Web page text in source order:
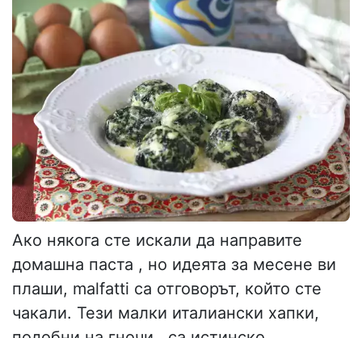
Ако някога сте искали да направите
домашна паста , но идеята за месене ви
плаши, malfatti са отговорът, който сте
чакали. Тези малки италиански хапки,